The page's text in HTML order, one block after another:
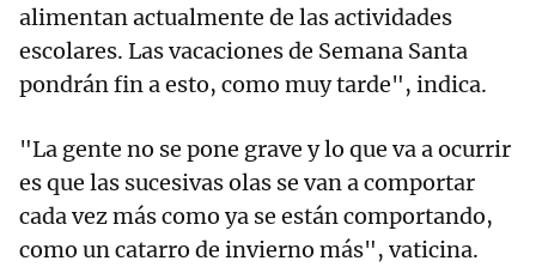
alimentan actualmente de las actividades
escolares. Las vacaciones de Semana Santa
pondrán fin a esto, como muy tarde", indica.
"La gente no se pone grave y lo que va a ocurrir
es que las sucesivas olas se van a comportar
cada vez más como ya se están comportando,
como un catarro de invierno más", vaticina.